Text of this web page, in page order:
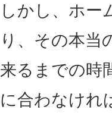
しかし、ホー
り、その本当
来るまでの時
に合わなけれ